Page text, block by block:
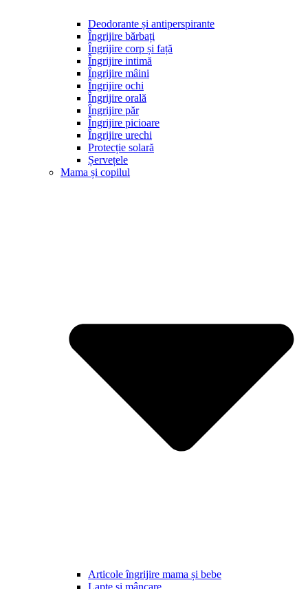
Deodorante și antiperspirante
Îngrijire bărbați
Îngrijire corp și față
Îngrijire intimă
Îngrijire mâini
Îngrijire ochi
Îngrijire orală
Îngrijire păr
Îngrijire picioare
Îngrijire urechi
Protecție solară
Șervețele
Mama și copilul
Articole îngrijire mama și bebe
Lapte și mâncare